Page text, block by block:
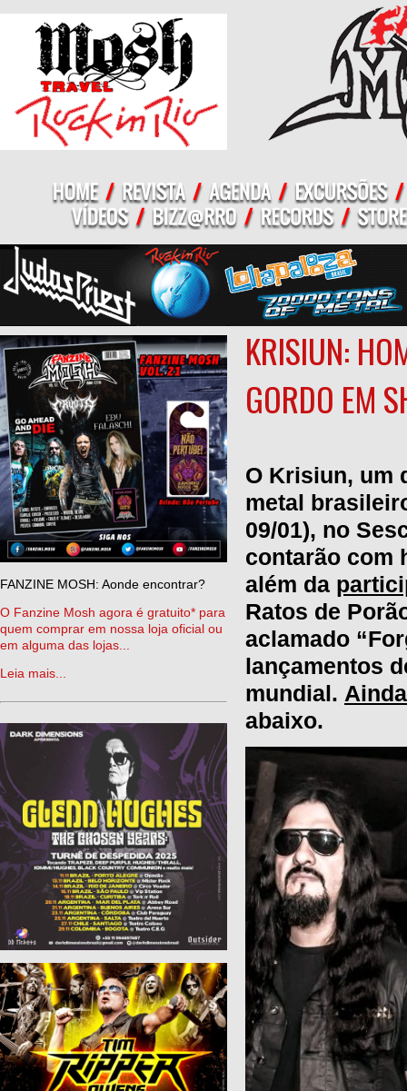
FANZINE MOSH: Aonde encontrar?
O Fanzine Mosh agora é gratuito* para
quem comprar em nossa loja oficial ou
em alguma das lojas...
Leia mais...
KRISIUN:
GORDO EM
O Krisiun, um
metal
09/01), no
contarão com
além da
Ratos de
aclamado
lançamentos
mundial.
abaixo.